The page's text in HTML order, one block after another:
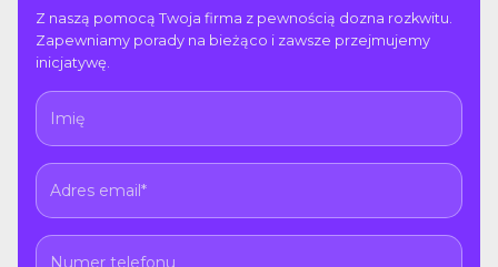
Z naszą pomocą Twoja firma z pewnością dozna rozkwitu.
Zapewniamy porady na bieżąco i zawsze przejmujemy
inicjatywę.